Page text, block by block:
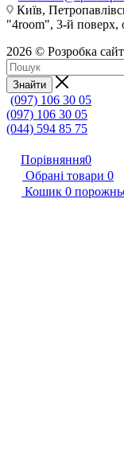
Київ,
"4room", 3-й поверх,
2026 © Розробка
Знайти
(097) 106 30 05
(097) 106 30 05
(044) 594 85 75
Порівняння0
Обрані товари 0
Кошик 0